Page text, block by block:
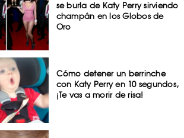
se burla de Katy Perry sirviendo
champán en los Globos de
Oro
Cómo detener un berrinche
con Katy Perry en 10 segundos,
¡Te vas a morir de risa!